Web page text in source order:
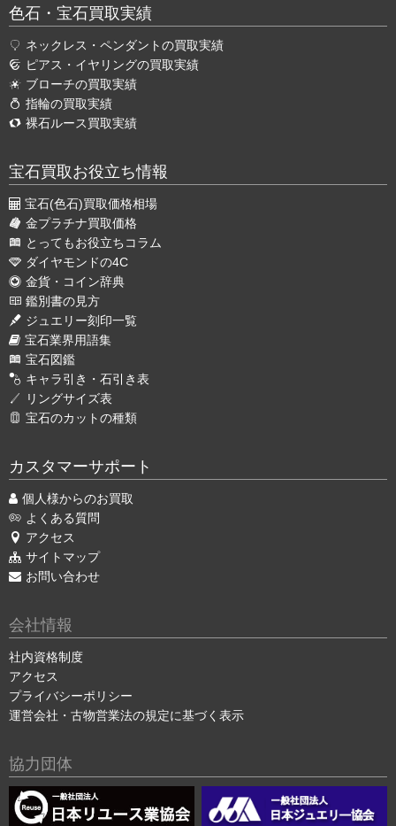
色石・宝石買取実績
ネックレス・ペンダントの買取実績
ピアス・イヤリングの買取実績
ブローチの買取実績
指輪の買取実績
裸石ルース買取実績
宝石買取お役立ち情報
宝石(色石)買取価格相場
金プラチナ買取価格
とってもお役立ちコラム
ダイヤモンドの4C
金貨・コイン辞典
鑑別書の見方
ジュエリー刻印一覧
宝石業界用語集
宝石図鑑
キャラ引き・石引き表
リングサイズ表
宝石のカットの種類
カスタマーサポート
個人様からのお買取
よくある質問
アクセス
サイトマップ
お問い合わせ
会社情報
社内資格制度
アクセス
プライバシーポリシー
運営会社・古物営業法の規定に基づく表示
協力団体